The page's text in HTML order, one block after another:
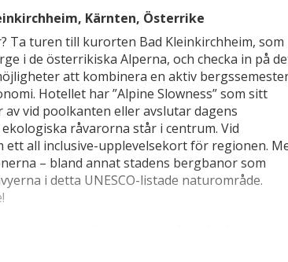
Kärnten, Österrike
Ta turen till kurorten Bad Kleinkirchheim, som
i de österrikiska Alperna, och checka in på
att kombinera en aktiv
Hotellet har ”Alpine Slowness” som sitt
vid poolkanten eller avslutar dagens
råvarorna står i centrum. Vid
all inclusive-upplevelsekort för regionen.
– bland annat stadens bergbanor som
i detta UNESCO-listade naturområde.
talet och utgör i dag grunden för två